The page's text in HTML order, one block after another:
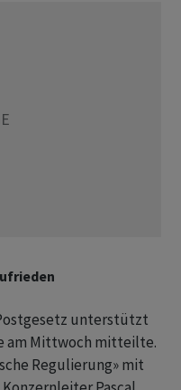
unterstützt
am Mittwoch mitteilte.
Regulierung» mit